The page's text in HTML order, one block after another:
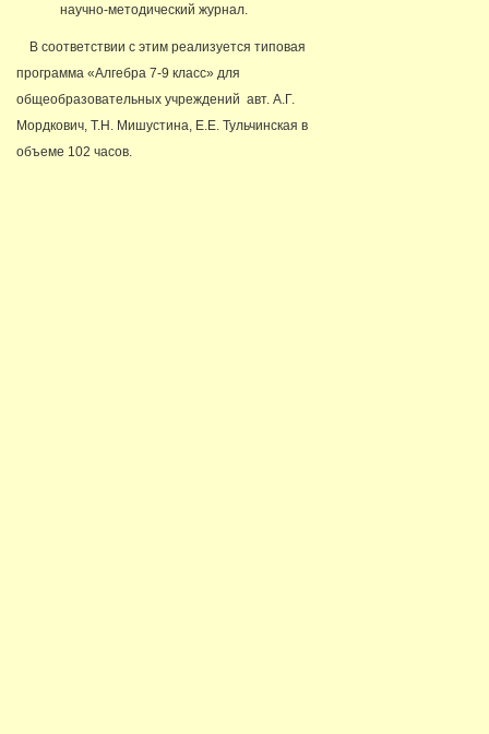
научно-методический журнал.
В соответствии с этим реализуется типовая
программа «Алгебра 7-9 класс» для
общеобразовательных учреждений авт. А.Г.
Мордкович, Т.Н. Мишустина, Е.Е. Тульчинская в
объеме 102 часов.